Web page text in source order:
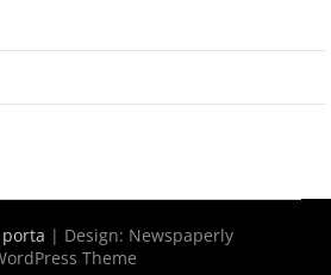
| Design: Newspaperly
Theme